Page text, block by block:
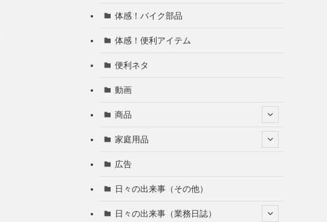
体感！バイク部品
体感！便利アイテム
便利ネタ
動画
商品
家庭用品
広告
日々の出来事（その他）
日々の出来事（業務日誌）